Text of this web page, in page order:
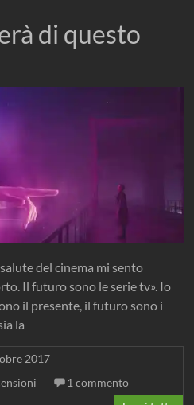
di questo
del cinema mi sento
Il futuro sono le serie tv». Io
il presente, il futuro sono i
la
2017
1 commento